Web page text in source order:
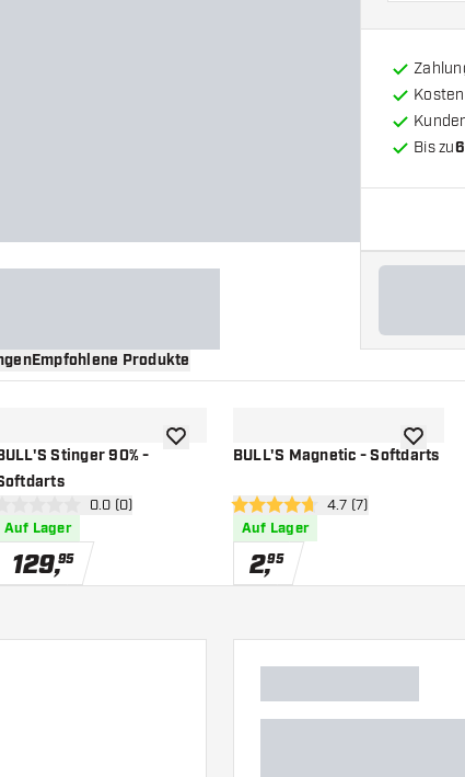
Bis zu
Empfohlene Produkte
hinzufügen
Stinger 90% -
Bewertungsbereich öffnen
0 Bewertungssterne
0.0 (0)
Auf Lager
129,95
Zur Wunschliste hinzufügen
BULL'S Magnetic - Softdarts
Bewertungsbereich
4.7 Bewertungssterne
4.7 (7)
Auf Lager
2,95
Zur